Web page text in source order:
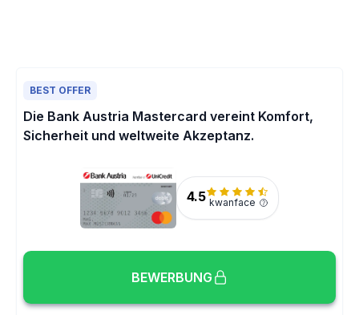
BEST OFFER
Die Bank Austria Mastercard vereint Komfort,
Sicherheit und weltweite Akzeptanz.
4.5 kwanface
BEWERBUNG